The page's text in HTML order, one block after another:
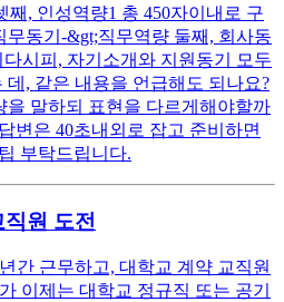
째, 인성역량1 총 450자이내로 구
무동기-&gt;직무역량 둘째, 회사동
시피, 자기소개와 지원동기 모두
데, 같은 내용을 언급해도 되나요?
을 말하되 표현을 다르게해야할까
변은 40초내외로 잡고 준비하면
부탁드립니다.
원 도전
간 근무하고, 대학교 계약 교직원
이제는 대학교 정규직 또는 공기